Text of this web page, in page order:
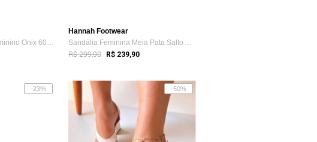
Scarpin Slingback Feminino Onix 6018 Sal...
Hannah Footwear
Sandália Feminina Meia Pata Salto Alto N...
R$ 299,90 R$ 239,90
-23% -50%